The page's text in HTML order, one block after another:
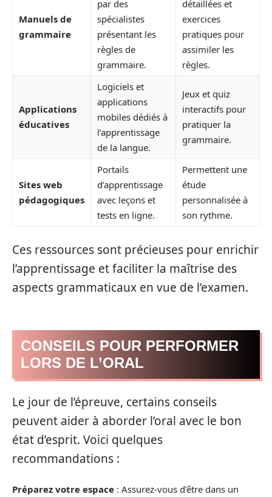
Manuels de
grammaire
par des
spécialistes
présentant les
règles de
grammaire.
détaillées et
exercices
pratiques pour
assimiler les
règles.
Applications
éducatives
Logiciels et
applications
mobiles dédiés à
l’apprentissage
de la langue.
Jeux et quiz
interactifs pour
pratiquer la
grammaire.
Sites web
pédagogiques
Portails
d’apprentissage
avec leçons et
tests en ligne.
Permettent une
étude
personnalisée à
son rythme.
Ces ressources sont précieuses pour enrichir
l’apprentissage et faciliter la maîtrise des
aspects grammaticaux en vue de l’examen.
CONSEILS POUR PERFORMER
LORS DE L’ORAL
Le jour de l’épreuve, certains conseils
peuvent aider à aborder l’oral avec le bon
état d’esprit. Voici quelques
recommandations :
Préparez votre espace : Assurez-vous d’être dans un